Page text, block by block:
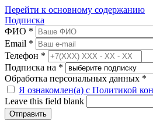
Перейти к основному содержанию
Подписка
ФИО *
Email *
Телефон *
Подписка на *
Обработка персональных данных *
Я ознакомлен(а) с Политикой
Leave this field blank